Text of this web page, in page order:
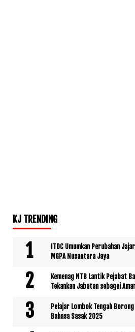
KJ TRENDING
ITDC Umumkan Perubahan
MGPA Nusantara Jaya
Kemenag NTB Lantik Pejabat
Tekankan Jabatan sebagai
Pelajar Lombok Tengah
Bahasa Sasak 2025